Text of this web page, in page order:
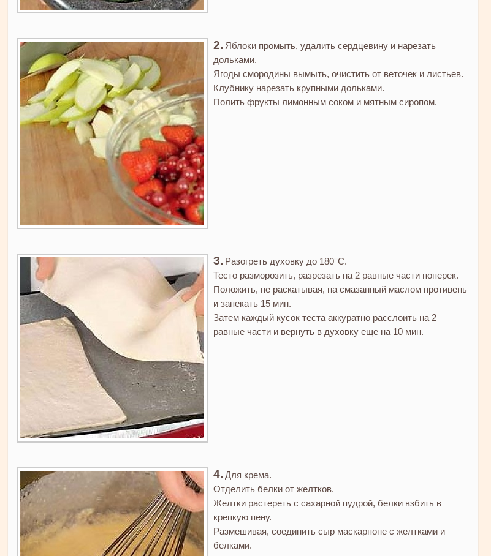
Яблоки промыть, удалить сердцевину и нарезать
дольками.
Ягоды смородины вымыть, очистить от веточек и листьев.
Клубнику нарезать крупными дольками.
Полить фрукты лимонным соком и мятным сиропом.
Разогреть духовку до 180°C.
Тесто разморозить, разрезать на 2 равные части поперек.
Положить, не раскатывая, на смазанный маслом противень
и запекать 15 мин.
Затем каждый кусок теста аккуратно расслоить на 2
равные части и вернуть в духовку еще на 10 мин.
Для крема.
Отделить белки от желтков.
Желтки растереть с сахарной пудрой, белки взбить в
крепкую пену.
Размешивая, соединить сыр маскарпоне с желтками и
белками.